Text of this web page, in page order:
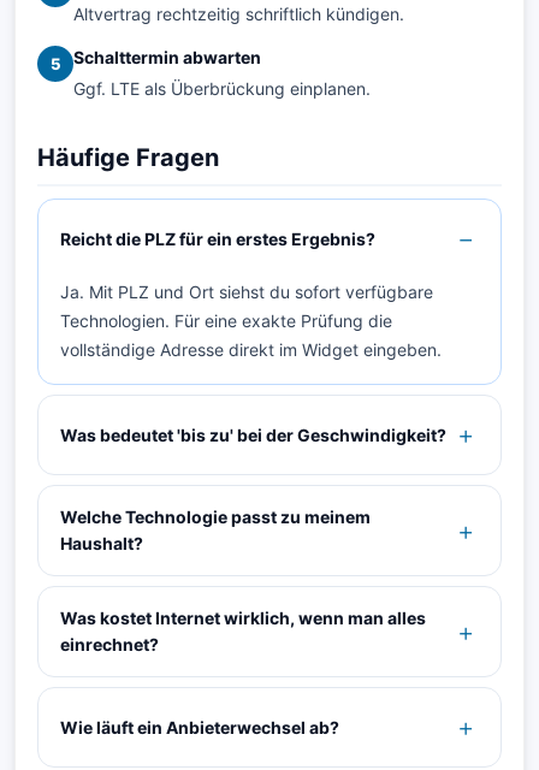
Altvertrag rechtzeitig schriftlich kündigen.
5
Schalttermin abwarten
Ggf. LTE als Überbrückung einplanen.
Häufige Fragen
Reicht die PLZ für ein erstes Ergebnis?
Ja. Mit PLZ und Ort siehst du sofort verfügbare
Technologien. Für eine exakte Prüfung die
vollständige Adresse direkt im Widget eingeben.
Was bedeutet 'bis zu' bei der Geschwindigkeit?
Welche Technologie passt zu meinem
Haushalt?
Was kostet Internet wirklich, wenn man alles
einrechnet?
Wie läuft ein Anbieterwechsel ab?